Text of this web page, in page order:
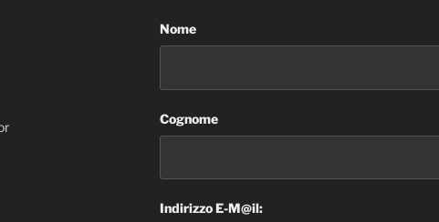
Nome
Cognome
Indirizzo E-M@il: